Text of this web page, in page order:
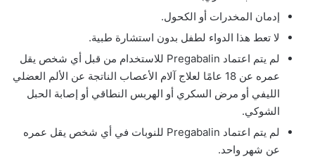
إدمان المخدرات أو الكحول.
لا تعط هذا الدواء لطفل بدون استشارة طبية.
لم يتم اعتماد Pregabalin للاستخدام من قبل أي شخص يقل
عمره عن 18 عامًا لعلاج آلام الأعصاب الناتجة عن الألم العضلي
الليفي أو مرض السكري أو الهربس النطاقي أو إصابة الحبل
الشوكي.
لم يتم اعتماد Pregabalin للنوبات في أي شخص يقل عمره
عن شهر واحد.